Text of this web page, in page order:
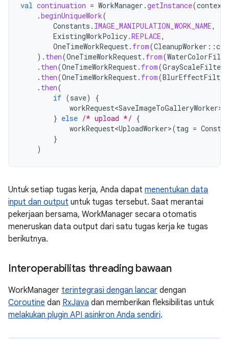
val continuation = WorkManager .getInstance(context
.beginUniqueWork(
Constants . IMAGE_MANIPULATION_WORK_NAME,
ExistingWorkPolicy.REPLACE,
OneTimeWorkRequest. from(CleanupWorker ::
). then(OneTimeWorkRequest. from(
. then(OneTimeWorkRequest. from(
. then(OneTimeWorkRequest. from(
. then(
if (save)
{
workRequest<SaveImageToGalleryWorker>
} else /* upload */ {
workRequest<UploadWorker>(tag =
}
)
Untuk setiap tugas kerja, Anda dapat menentukan data
input dan output untuk tugas tersebut. Saat merantai
pekerjaan bersama, WorkManager secara otomatis
meneruskan data output dari satu tugas kerja ke tugas
berikutnya.
Interoperabilitas threading bawaan
WorkManager terintegrasi dengan lancar dengan
Coroutine dan RxJava dan memberikan fleksibilitas untuk
melakukan plugin API asinkron Anda sendiri.